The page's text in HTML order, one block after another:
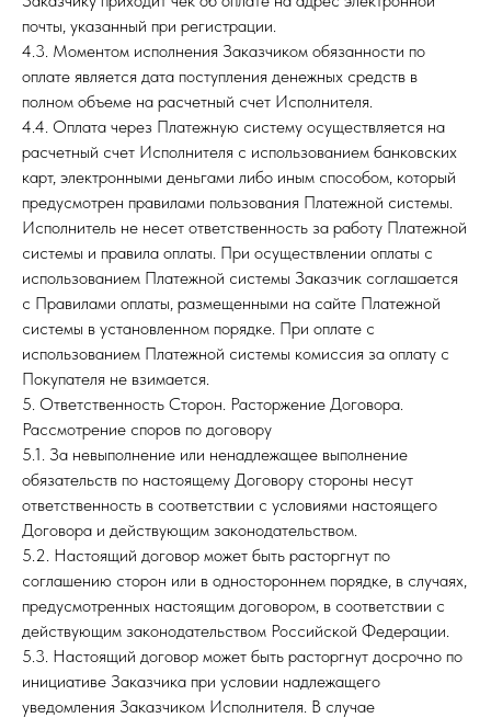
почты, указанный при регистрации.
4.3. Моментом исполнения Заказчиком обязанности по
оплате является дата поступления денежных средств в
полном объеме на расчетный счет Исполнителя.
4.4. Оплата через Платежную систему осуществляется на
расчетный счет Исполнителя с использованием банковских
карт, электронными деньгами либо иным способом, который
предусмотрен правилами пользования Платежной системы.
Исполнитель не несет ответственность за работу Платежной
системы и правила оплаты. При осуществлении оплаты с
использованием Платежной системы Заказчик соглашается
с Правилами оплаты, размещенными на сайте Платежной
системы в установленном порядке. При оплате с
использованием Платежной системы комиссия за оплату с
Покупателя не взимается.
5. Ответственность Сторон. Расторжение Договора.
Рассмотрение споров по договору
5.1. За невыполнение или ненадлежащее выполнение
обязательств по настоящему Договору стороны несут
ответственность в соответствии с условиями настоящего
Договора и действующим законодательством.
5.2. Настоящий договор может быть расторгнут по
соглашению сторон или в одностороннем порядке, в случаях,
предусмотренных настоящим договором, в соответствии с
действующим законодательством Российской Федерации.
5.3. Настоящий договор может быть расторгнут досрочно по
инициативе Заказчика при условии надлежащего
уведомления Заказчиком Исполнителя. В случае